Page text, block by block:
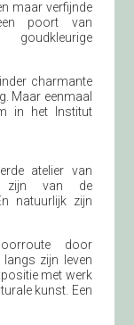
maar verfijnde
poort van
charmante
Maar eenmaal
in het Institut
atelier van
zijn van de
natuurlijk zijn
door
zijn leven
met werk
kunst. Een